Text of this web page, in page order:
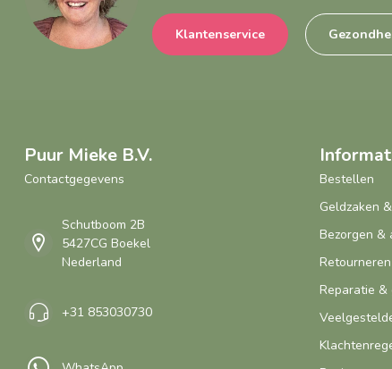
Klantenservice
Puur Mieke B.V.
Contactgegevens
Schutboom 2B
5427CG Boekel
Nederland
+31 853030730
Bestellen
Geldzaken
Bezorgen &
Retourneren
Reparatie &